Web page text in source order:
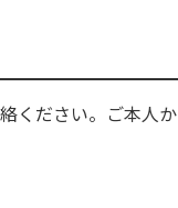
ください。ご本人か